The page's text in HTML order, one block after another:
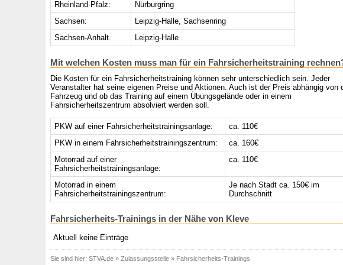
Rheinland-Pfalz:
Nürburgring
Sachsen:
Leipzig-Halle, Sachsenring
Sachsen-Anhalt.
Leipzig-Halle
Mit welchen Kosten muss man für ein Fahrsicherheitstraining
Die Kosten für ein Fahrsicherheitstraining können sehr unterschiedlich sein. Jeder
Veranstalter hat seine eigenen Preise und Aktionen. Auch ist der Preis abhängig von
Fahrzeug und ob das Training auf einem Übungsgelände oder in einem
Fahrsicherheitszentrum absolviert werden soll.
PKW auf einer Fahrsicherheitstrainingsanlage:
ca. 110€
PKW in einem Fahrsicherheitstrainingszentrum:
ca. 160€
Motorrad auf einer
Fahrsicherheitstrainingsanlage:
ca. 110€
Motorrad in einem
Fahrsicherheitstrainingszentrum:
Je nach Stadt ca. 150€ im
Durchschnitt
Fahrsicherheits-Trainings in der Nähe von Kleve
Aktuell keine Einträge
Sie sind hier: STVA.de» Zulassungsstelle» Fahrsicherheits-Trainings